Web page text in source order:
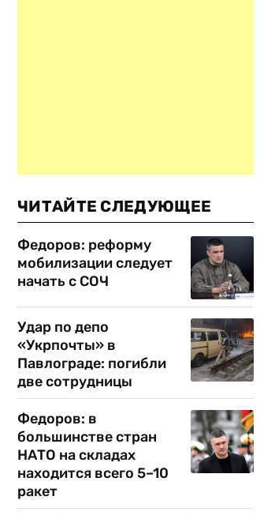
ЧИТАЙТЕ СЛЕДУЮЩЕЕ
Федоров: реформу
мобилизации следует
начать с СОЧ
Удар по депо
«Укрпочты» в
Павлограде: погибли
две сотрудницы
Федоров: в
большинстве стран
НАТО на складах
находится всего 5–10
ракет